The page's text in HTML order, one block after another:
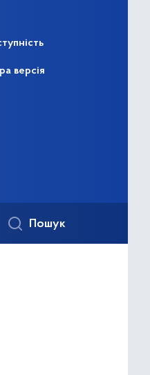
версія
Пошук